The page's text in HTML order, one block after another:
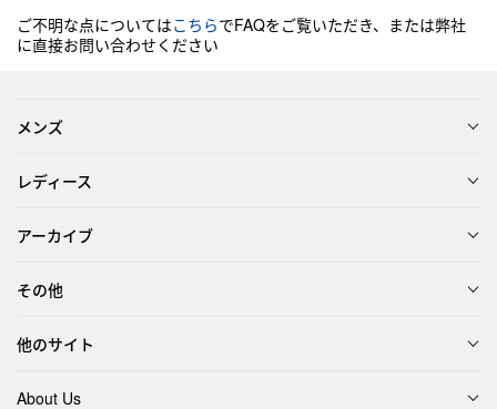
ご不明な点についてはこちらでFAQをご覧いただき、または弊社
に直接お問い合わせください
メンズ
レディース
アーカイブ
その他
他のサイト
About Us